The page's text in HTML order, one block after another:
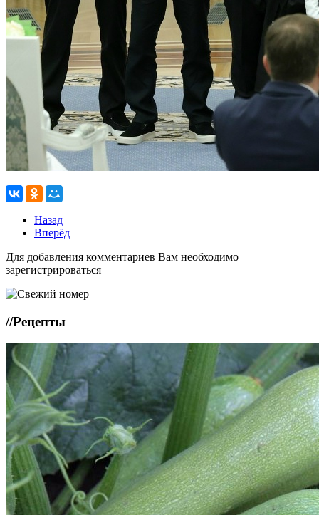
Назад
Вперёд
Для добавления комментариев Вам необходимо
зарегистрироваться
//Рецепты